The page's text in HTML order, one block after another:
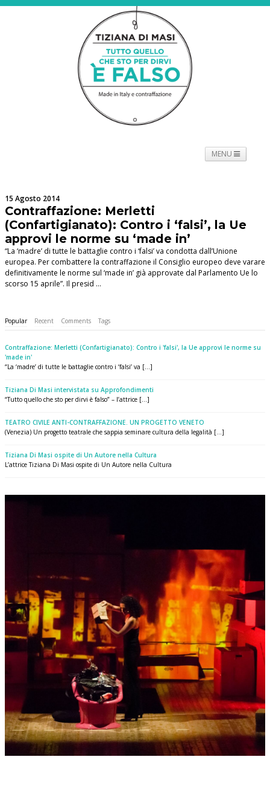
MENU
PROMOTORI
15 Agosto 2014
Contraffazione: Merletti
(Confartigianato): Contro i ‘falsi’, la Ue
approvi le norme su ‘made in’
“La ‘madre’ di tutte le battaglie contro i ‘falsi’ va condotta dall’Unione
europea. Per combattere la contraffazione il Consiglio europeo deve varare
definitivamente le norme sul ‘made in’ già approvate dal Parlamento Ue lo
scorso 15 aprile”. Il presid …
Popular Recent Comments Tags
Contraffazione: Merletti (Confartigianato): Contro i 'falsi', la Ue approvi le norme su
'made in'
“La ‘madre’ di tutte le battaglie contro i ‘falsi’ va [...]
Tiziana Di Masi intervistata su Approfondimenti
“Tutto quello che sto per dirvi è falso” – l’attrice [...]
TEATRO CIVILE ANTI-CONTRAFFAZIONE. UN PROGETTO VENETO
(Venezia) Un progetto teatrale che sappia seminare cultura della legalità [...]
Tiziana Di Masi ospite di Un Autore nella Cultura
L’attrice Tiziana Di Masi ospite di Un Autore nella Cultura